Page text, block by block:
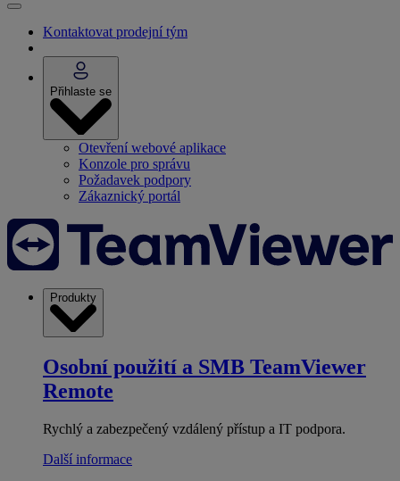
Kontaktovat prodejní tým
Přihlaste se
Otevření webové aplikace
Konzole pro správu
Požadavek podpory
Zákaznický portál
Produkty
Osobní použití a SMB TeamViewer
Remote
Rychlý a zabezpečený vzdálený přístup a IT podpora.
Další informace